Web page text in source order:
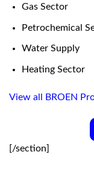
Gas Sector
Petrochemical
Water Supply
Heating Sector
View all BROEN
[/section]